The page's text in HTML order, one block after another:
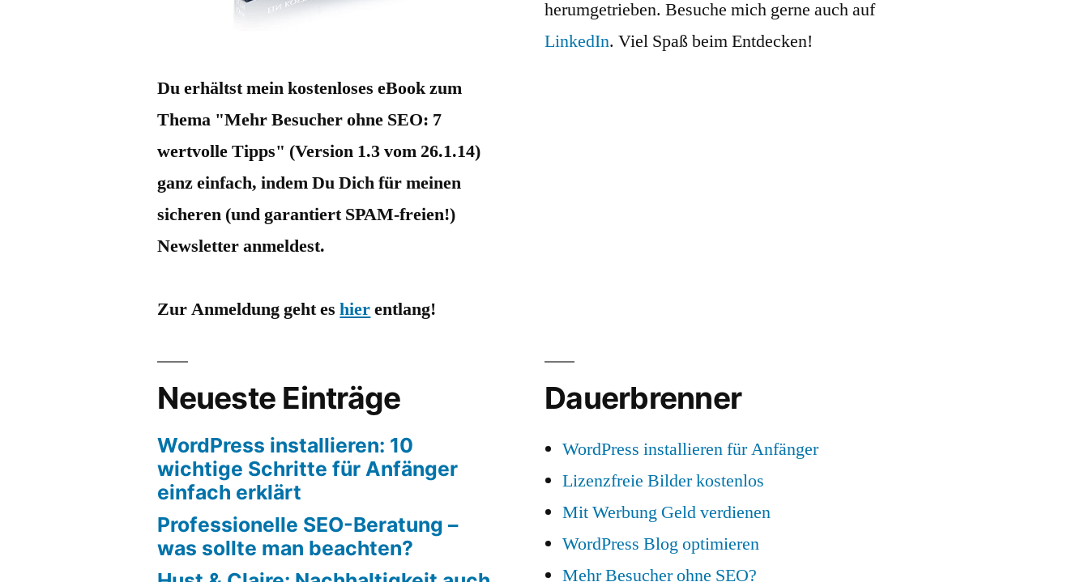
Du erhältst mein kostenloses eBook zum
Thema "Mehr Besucher ohne SEO: 7
wertvolle Tipps" (Version 1.3 vom 26.1.14)
ganz einfach, indem Du Dich für meinen
sicheren (und garantiert SPAM-freien!)
Newsletter anmeldest.
Zur Anmeldung geht eshierentlang!
herumgetrieben. Besuche mich gerne auch auf
LinkedIn. Viel Spaß beim Entdecken!
Neueste Einträge
WordPress installieren: 10
wichtige Schritte für Anfänger
einfach erklärt
Professionelle SEO-Beratung –
was sollte man beachten?
Dauerbrenner
WordPress installieren für Anfänger
Lizenzfreie Bilder kostenlos
Mit Werbung Geld verdienen
WordPress Blog optimieren
Mehr Besucher ohne SEO?